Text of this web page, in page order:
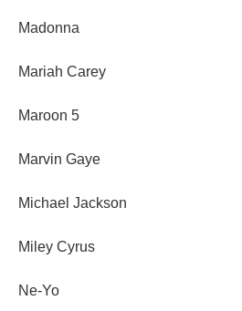
Madonna
Mariah Carey
Maroon 5
Marvin Gaye
Michael Jackson
Miley Cyrus
Ne-Yo